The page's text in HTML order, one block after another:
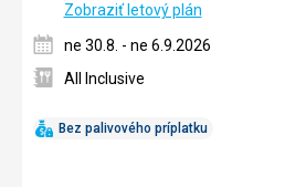
Bez palivového príplatku
Zobraziť letový plán
ne 30.8. - ne 6.9.2026
All Inclusive